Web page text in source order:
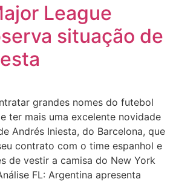
League
situação de
grandes nomes do futebol
ter mais uma excelente novidade
Andrés Iniesta, do Barcelona, que
contrato com o time espanhol e
de vestir a camisa do New York
FL: Argentina apresenta